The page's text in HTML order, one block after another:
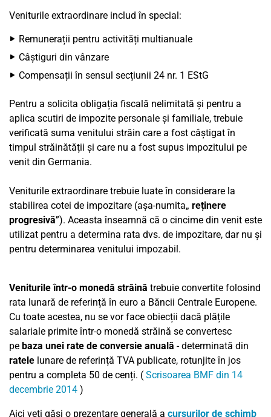
Veniturile extraordinare includ în special:
Remunerații pentru activități multianuale
Câștiguri din vânzare
Compensații în sensul secțiunii 24 nr. 1 EStG
Pentru a solicita obligația fiscală nelimitată și pentru a
aplica scutiri de impozite personale și familiale, trebuie
verificată suma venitului străin care a fost câștigat în
timpul străinătății și care nu a fost supus impozitului pe
venit din Germania.
Veniturile extraordinare trebuie luate în considerare la
stabilirea cotei de impozitare (așa-numita„ reținere
progresivă”). Aceasta înseamnă că o cincime din venit este
utilizat pentru a determina rata dvs. de impozitare, dar nu și
pentru determinarea venitului impozabil.
Veniturile într-o monedă străină trebuie convertite folosind
rata lunară de referință în euro a Băncii Centrale Europene.
Cu toate acestea, nu se vor face obiecții dacă plățile
salariale primite într-o monedă străină se convertesc
pe baza unei rate de conversie anuală - determinată din
ratele lunare de referință TVA publicate, rotunjite în jos
pentru a completa 50 de cenți. ( Scrisoarea BMF din 14
decembrie 2014 )
Aici veți găsi o prezentare generală a cursurilor de schimb